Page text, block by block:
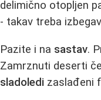
delimično otopljen
- takav treba
Pazite i na sastav.
Zamrznuti deserti
sladoledi zaslađeni